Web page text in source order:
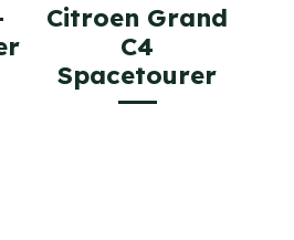
Citroen Grand
C4
Spacetourer